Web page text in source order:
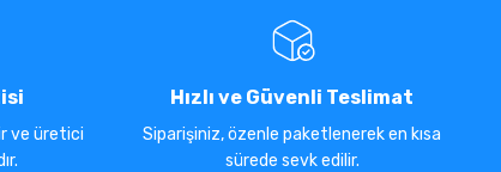
ve üretici
Hızlı ve Güvenli Teslimat
Siparişiniz, özenle paketlenerek en kısa
sürede sevk edilir.